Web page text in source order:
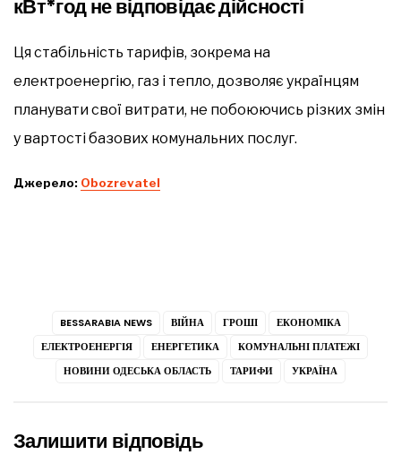
кВт*год не відповідає дійсності
Ця стабільність тарифів, зокрема на
електроенергію, газ і тепло, дозволяє українцям
планувати свої витрати, не побоюючись різких змін
у вартості базових комунальних послуг.
Джерело: Оbozrevatel
BESSARABIA NEWS ВІЙНА ГРОШІ
ЕКОНОМІКА
ЕЛЕКТРОЕНЕРГІЯ
ЕНЕРГЕТИКА
КОМУНАЛЬНІ ПЛАТЕЖІ
НОВИНИ ОДЕСЬКА ОБЛАСТЬ
ТАРИФИ УКРАЇНА
Залишити відповідь